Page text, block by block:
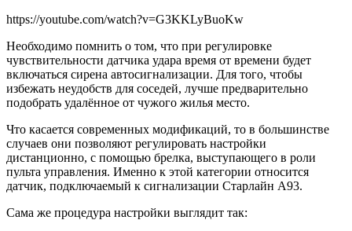
https://youtube.com/watch?v=G3KKLyBuoKw
Необходимо помнить о том, что при регулировке
чувствительности датчика удара время от времени будет
включаться сирена автосигнализации. Для того, чтобы
избежать неудобств для соседей, лучше предварительно
подобрать удалённое от чужого жилья место.
Что касается современных модификаций, то в большинстве
случаев они позволяют регулировать настройки
дистанционно, с помощью брелка, выступающего в роли
пульта управления. Именно к этой категории относится
датчик, подключаемый к сигнализации Старлайн А93.
Сама же процедура настройки выглядит так: